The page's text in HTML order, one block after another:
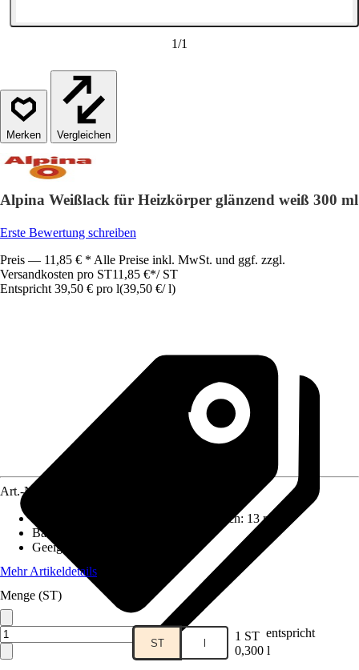
1/1
Vergleichen
Alpina Weißlack für Heizkörper glänzend weiß 300 ml
Erste Bewertung schreiben
Preis — 11,85 € * Alle Preise inkl. MwSt. und ggf. zzgl.
Versandkosten pro ST11,85 €*/ ST
Entspricht 39,50 € pro l(39,50 €/ l)
Art.-Nr.
Reichweite (ca.) bei einmaligem Anstrich: 13 m²/l
Basis
Geeignet für Untergrund
Mehr Artikeldetails
Menge (ST)
ST l 1 ST entspricht
0,300 l